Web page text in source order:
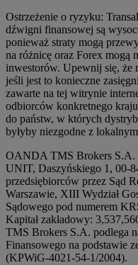
Ostrzeżenie o ryzyku:
dźwigni finansowej są
ponieważ straty mogą
na różnicę oraz Forex mogą
inwestorów. Upewnij się, że
jeśli jest to konieczne
zawarte na tej witrynie
odbiorców konkretnego
do państw, w których
byłyby niezgodne z
OANDA TMS Brokers S.A.
UNIT, Daszyńskiego 1, 00-
przedsiębiorców przez Sąd
Warszawie, XIII Wydział
Sądowego pod numerem
Kapitał zakładowy:
TMS Brokers S.A. podlega
Finansowego na podstawie
(KPWiG-4021-54-1/2004).